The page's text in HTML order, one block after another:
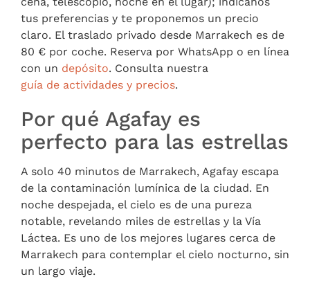
tus preferencias y te proponemos un precio
claro. El traslado privado desde Marrakech es de
80 € por coche. Reserva por WhatsApp o en línea
con un depósito. Consulta nuestra
guía de actividades y precios.
Por qué Agafay es
perfecto para las estrellas
A solo 40 minutos de Marrakech, Agafay escapa
de la contaminación lumínica de la ciudad. En
noche despejada, el cielo es de una pureza
notable, revelando miles de estrellas y la Vía
Láctea. Es uno de los mejores lugares cerca de
Marrakech para contemplar el cielo nocturno, sin
un largo viaje.